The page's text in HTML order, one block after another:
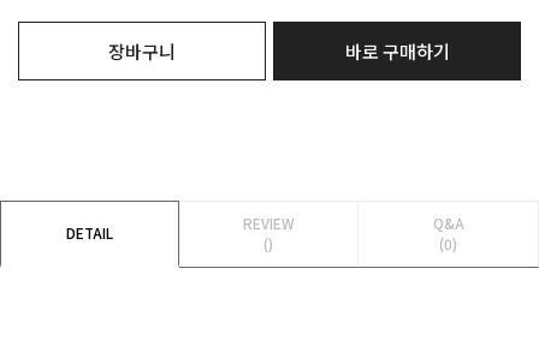
장바구니 바로 구매하기
DETAIL
REVIEW
()
Q&A
(0)